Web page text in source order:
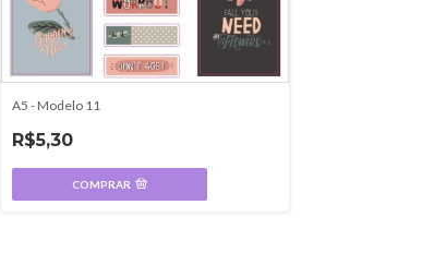
A5 - Modelo 11
R$5,30
COMPRAR